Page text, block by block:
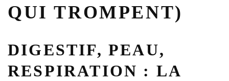
QUI TROMPENT)
DIGESTIF, PEAU,
RESPIRATION : LA